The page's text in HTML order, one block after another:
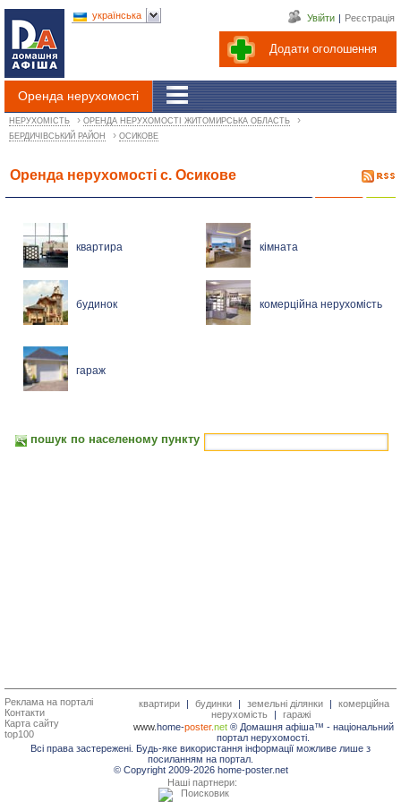
Додати оголошення
Увійти | Реєстрація
Оренда нерухомості
українська
НЕРУХОМІСТЬ › ОРЕНДА НЕРУХОМОСТІ ЖИТОМИРСЬКА ОБЛАСТЬ ›
БЕРДИЧІВСЬКИЙ РАЙОН › ОСИКОВЕ
Оренда нерухомості с. Осикове
квартира кімната
будинок комерційна нерухомість
гараж
пошук по населеному пункту
Реклама на порталі
Контакти
Карта сайту
top100
квартири | будинки | земельні ділянки |
комерційна
нерухомість
|
гаражі
www.home-poster.net® Домашня афіша™ - національний
портал нерухомості.
Всі права застережені. Будь-яке використання інформації можливе лише з
посиланням на портал.
© Copyright 2009-2026 home-poster.net
Наші партнери: